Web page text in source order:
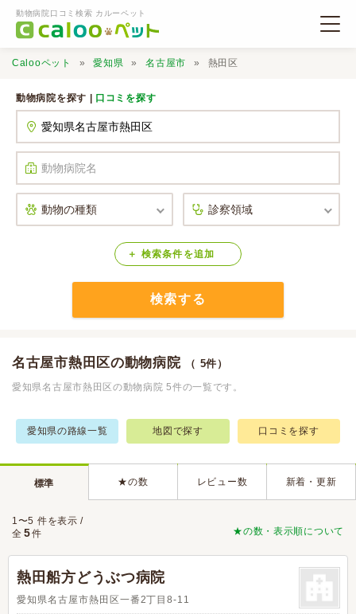
動物病院口コミ検索 カルーペット
口コミ検索
Calooペットとは？
Calooペット 愛知県 名古屋市 熱田区
動物病院を探す | 口コミを探す
検索条件 を追加
検索する
名古屋市熱田区の動物病院 （ 5件）
愛知県名古屋市熱田区の動物病院 5件の一覧です。
愛知県の路線一覧 地図で探す 口コミを探す
標準 ★の数 レビュー数 新着・更新
★の数・表示順について
1〜5 件を表示 /
全 5件
熱田船方どうぶつ病院
愛知県名古屋市熱田区一番2丁目8-11